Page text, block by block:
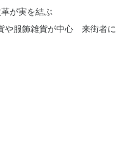
が実を結ぶ
や服飾雑貨が中心 来街者に